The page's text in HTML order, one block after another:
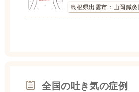
島根県出雲市：山岡鍼灸
全国の吐き気の症例